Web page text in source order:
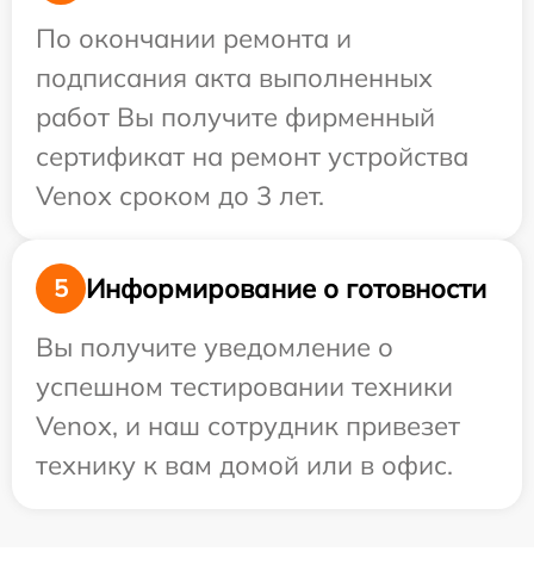
По окончании ремонта и
подписания акта выполненных
работ Вы получите фирменный
сертификат на ремонт устройства
Venox сроком до 3 лет.
5
Информирование о готовности
Вы получите уведомление о
успешном тестировании техники
Venox, и наш сотрудник привезет
технику к вам домой или в офис.